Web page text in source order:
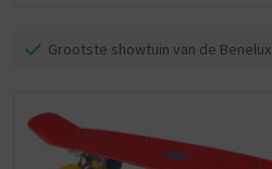
Grootste showtuin van de Benelux